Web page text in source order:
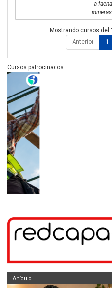
a
Mostrando cursos del
Anterior
1
Cursos patrocinados
Artículo